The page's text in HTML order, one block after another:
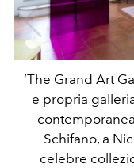
‘The Grand Art
e propria
Schifano, a
celebre